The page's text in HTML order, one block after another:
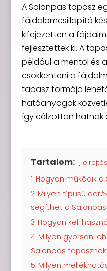
A Salonpas tapasz
fájdalomcsillapító
kifejezetten a
fejlesztettek ki. A
például a mentol és
csökkenteni a
tapasz formája
hatóanyagok
így célzottan hatnak
Tartalom: elrejtés
1 Hogyan működik
2 Milyen típusú
segíthet a
3 Hogyan kell
4 Milyen gyorsan
Salonpas
5 Milyen